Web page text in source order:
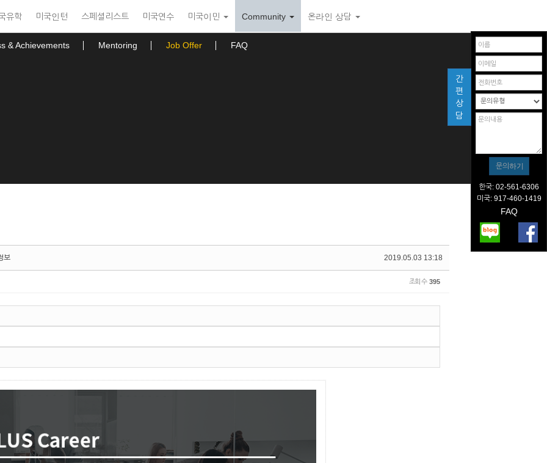
유학 미국인턴 스페셜리스트 미국연수 미국이민 Community 온라인 상담
& Achievements Mentoring Job Offer FAQ
2019.05.03 13:18
보
조회 수 395
간
편
상
담
한국: 02-561-6306
미국: 917-460-1419
FAQ